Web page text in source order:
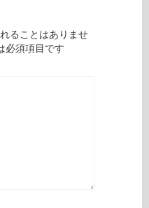
ることはありませ
必須項目です